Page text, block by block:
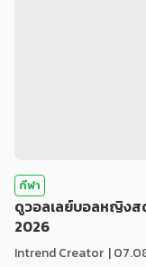
กีฬา
ดูวอลเลย์บอลหญิงส
2026
Intrend Creator |